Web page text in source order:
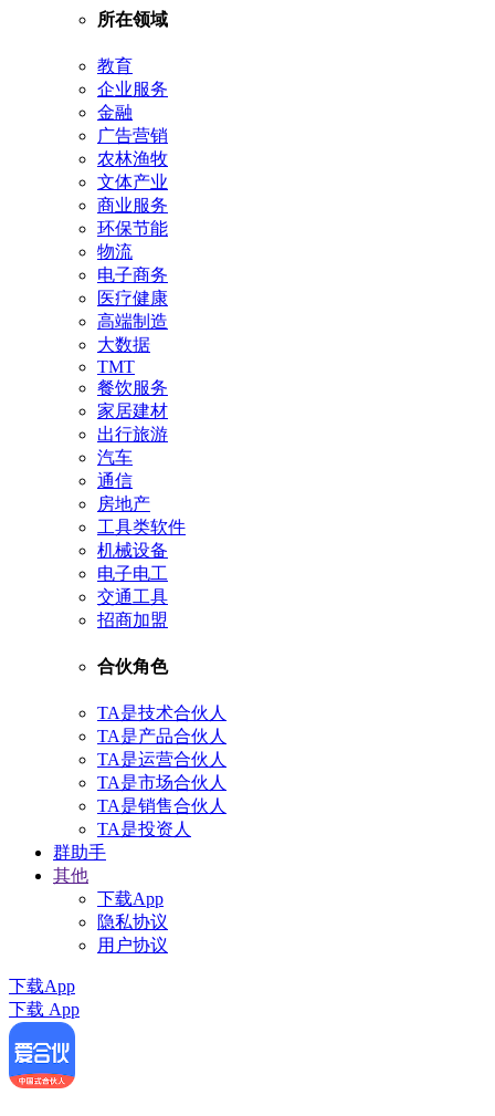
所在领域
教育
企业服务
金融
广告营销
农林渔牧
文体产业
商业服务
环保节能
物流
电子商务
医疗健康
高端制造
大数据
TMT
餐饮服务
家居建材
出行旅游
汽车
通信
房地产
工具类软件
机械设备
电子电工
交通工具
招商加盟
合伙角色
TA是技术合伙人
TA是产品合伙人
TA是运营合伙人
TA是市场合伙人
TA是销售合伙人
TA是投资人
群助手
其他
下载App
隐私协议
用户协议
下载App
下载 App